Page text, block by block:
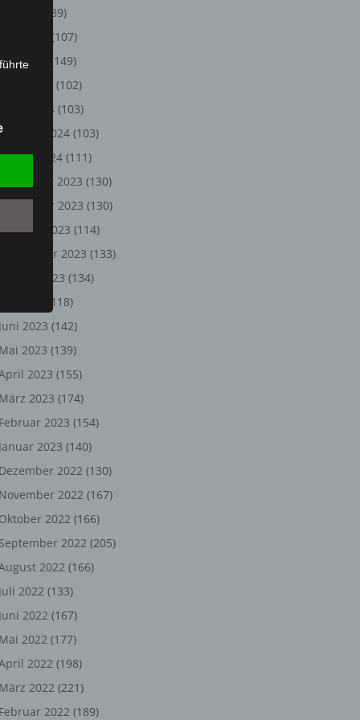
(89)
(107)
Mai 2024
(149)
(102)
März 2024 (103)
2024 (103)
2024 (111)
Dezember 2023 (130)
November 2023 (130)
2023 (114)
September 2023 (133)
August 2023 (134)
(118)
Juni 2023 (142)
Mai 2023 (139)
2023 (155)
März 2023 (174)
Februar 2023 (154)
Januar 2023 (140)
Dezember 2022 (130)
November 2022 (167)
Oktober 2022 (166)
September 2022 (205)
2022 (166)
Juli 2022 (133)
Juni 2022 (167)
Mai 2022 (177)
2022 (198)
März 2022 (221)
Februar 2022 (189)
oder